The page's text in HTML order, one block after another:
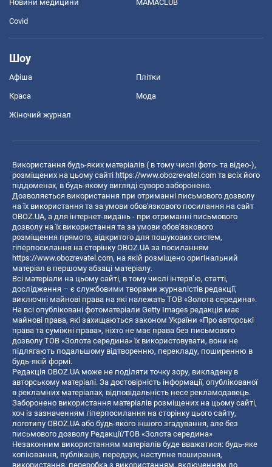
Новини медицини MAMACLUB
Covid
Шоу
Афіша Плітки
Краса Мода
Жіночий журнал
Використання будь-яких матеріалів ( в тому числі фото- та відео-),
розміщених на цьому сайті https://www.obozrevatel.com та всіх його
піддоменах, в будь-якому вигляді суворо заборонено.
Дозволяється використання при отриманні письмового дозволу
на їх використання та за умови обов'язкового посилання на сайт
OBOZ.UA, а для інтернет-видань - при отриманні письмового
дозволу на їх використання та за умови обов'язкового
розміщення прямого, відкритого для пошукових систем,
гіперпосилання на сторінку OBOZ.UA за посиланням
https://www.obozrevatel.com, на якій розміщено оригінальний
матеріал в першому абзаці матеріалу.
Всі матеріали на цьому сайті, в тому числі інтерв’ю, статті,
дослідження – є службовими творами журналістів редакції,
виключні майнові права на які належать ТОВ «Золота середина».
На всі опубліковані фотоматеріали Getty Images редакція має
майнові права, які захищаються законом України «Про авторські
права та суміжні права», ніхто не має права без письмового
дозволу ТОВ «Золота середина» їх використовувати, вони не
підлягають подальшому відтворенню, перекладу, поширенню в
будь-якій формі.
Редакція OBOZ.UA може не поділяти точку зору, викладену в
авторському матеріалі. За достовірність інформації, опублікованої
в рекламних матеріалах, відповідальність несе рекламодавець.
Заборонено використання матеріалів розміщених на цьому сайті,
хоч із зазначенням гіперпосилання на сторінку цього сайту,
логотипу OBOZ.UA або будь-якого іншого згадування, але без
письмового дозволу Редакції/ТОВ «Золота середина»
Незаконним використанням матеріалів буде вважатися: будь-яке
копiювання, публiкацiя, передрук, наступне поширення,
використання, переробка з використанням, включенням до